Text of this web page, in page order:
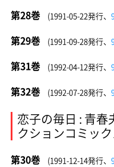
第28巻 (1991-05-22発行、
第29巻 (1991-09-28発行、
第31巻 (1992-04-12発行、
第32巻 (1992-07-28発行、
恋子の毎日 : 青春
クションコミック
第30巻 (1991-12-14発行、